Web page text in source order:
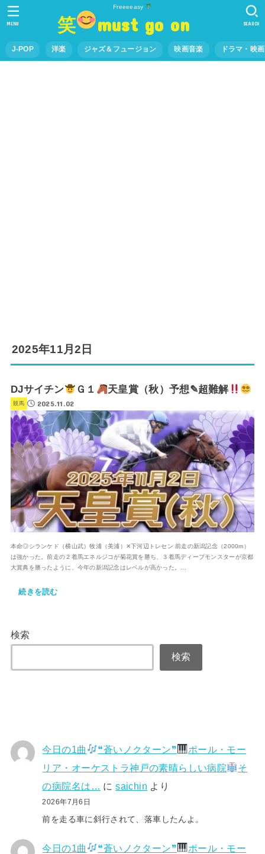
Freeeeasy
笑 must go on
J-POP 洋楽 ジャズ＆フュージョン 映画音楽 ドラマ・映
SEARCH
MENU
2025年11月2日
DJサイチン Ｇ１ 天皇賞（秋）予想✎超難解
競馬 2025.11.02
本命◎シランケド（横山武）牧浦（美浦）✕下河辺トレセン 前走の新潟記念（2000m）
は強かった。前走の２着馬エネルジコが菊花賞を勝ち、３着馬ディープモンスターが京都
大賞典を勝ったように、今年の新潟記念はレベルが高かった。...
続きを読む
検索
検索
今日の1曲 ❝蒼いノクターン❞
ポール・モー
リア・オーケストラ神戸の素晴らしい病院
そ
の病院名は… にsaichin より
2026年7月6日
前を走る車に斜行されて、落車したんよ。
今日の1曲 ❝蒼いノクターン❞
ポール・モー